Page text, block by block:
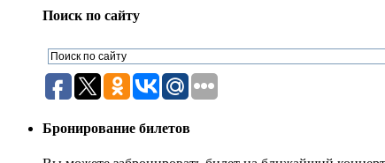
Поиск по сайту
Бронирование билетов